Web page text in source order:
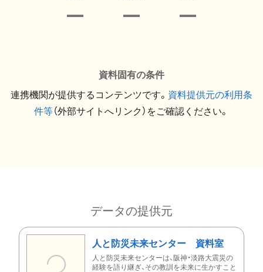
資料固有の条件
連携機関が提供するコンテンツです。 資料提供元の利用条
件等（外部サイトへリンク）をご確認ください。
データの提供元
人と防災未来センター 資料室
人と防災未来センターは、阪神・淡路大震災の
経験を語り継ぎ、その教訓を未来に生かすこと